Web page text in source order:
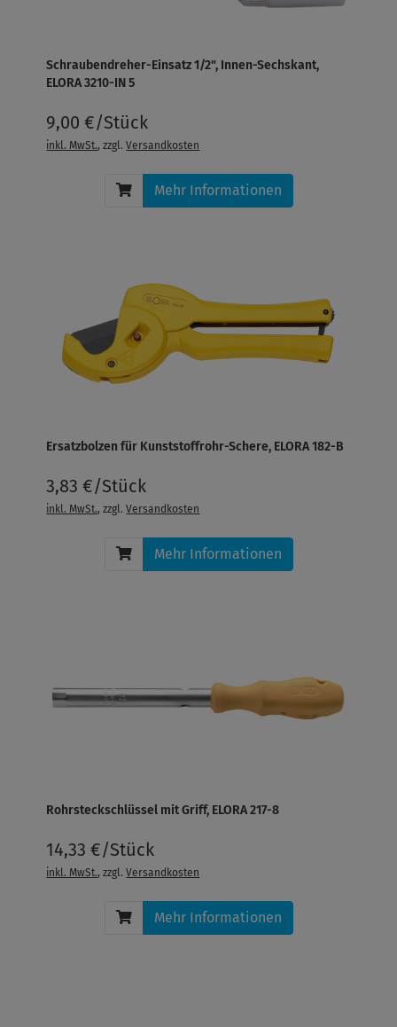
Schraubendreher-Einsatz 1/2", Innen-Sechskant,
ELORA 3210-IN 5
9,00 €/Stück
inkl. MwSt., zzgl.Versandkosten
Mehr Informationen
Ersatzbolzen für Kunststoffrohr-Schere, ELORA 182-B
3,83 €/Stück
inkl. MwSt., zzgl.Versandkosten
Mehr Informationen
Rohrsteckschlüssel mit Griff, ELORA 217-8
14,33 €/Stück
inkl. MwSt., zzgl.Versandkosten
Mehr Informationen